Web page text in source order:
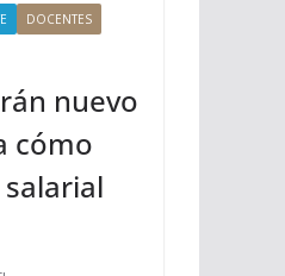
DOCENTES
nuevo
cómo